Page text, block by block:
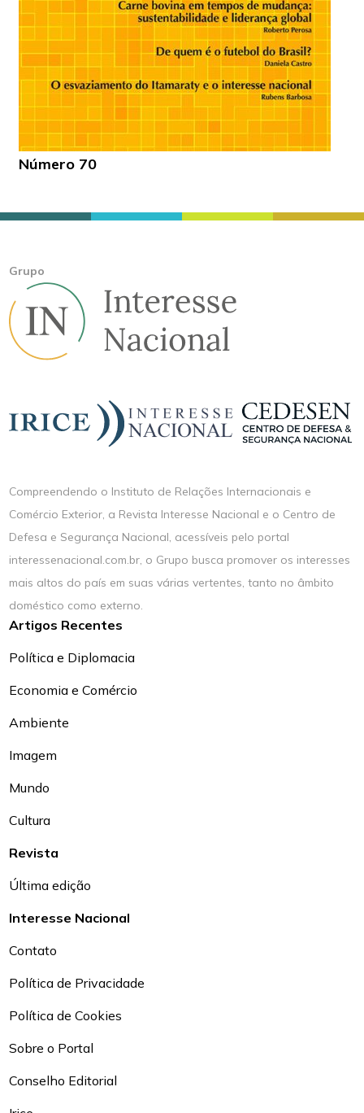
Número 70
Grupo
Compreendendo o Instituto de Relações Internacionais e
Comércio Exterior, a Revista Interesse Nacional e o Centro de
Defesa e Segurança Nacional, acessíveis pelo portal
interessenacional.com.br, o Grupo busca promover os interesses
mais altos do país em suas várias vertentes, tanto no âmbito
doméstico como externo.
Artigos Recentes
Política e Diplomacia
Economia e Comércio
Ambiente
Imagem
Mundo
Cultura
Revista
Última edição
Interesse Nacional
Contato
Política de Privacidade
Política de Cookies
Sobre o Portal
Conselho Editorial